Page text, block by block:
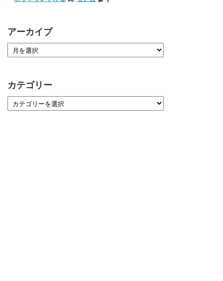
アーカイブ
カテゴリー